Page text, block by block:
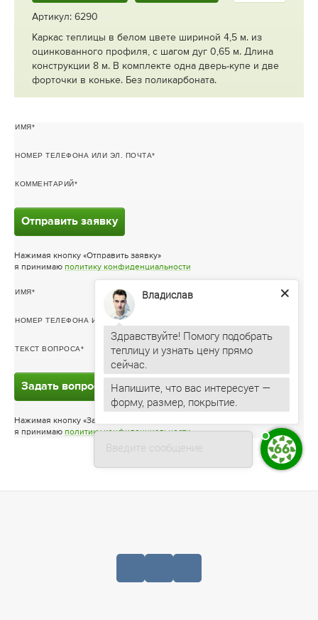
Артикул: 6290
Каркас теплицы в белом цвете шириной 4,5 м. из
оцинкованного профиля, с шагом дуг 0,65 м. Длина
конструкции 8 м. В комплекте одна дверь-купе и две
форточки в коньке. Без поликарбоната.
ИМЯ
НОМЕР ТЕЛЕФОНА ИЛИ ЭЛ. ПОЧТА
КОММЕНТАРИЙ
Отправить заявку
Нажимая кнопку «Отправить заявку»
я принимаю политику конфиденциальности
ИМЯ
НОМЕР ТЕЛЕФОНА ИЛИ ЭЛ. ПОЧТА
ТЕКСТ ВОПРОСА
Задать вопрос
Нажимая кнопку «Задать вопрос»
я принимаю политику конфиденциальности
Введите сообщение
Владислав
Здравствуйте! Помогу подобрать
теплицу и узнать цену прямо
Напишите, что вас интересует —
форму, размер, покрытие.